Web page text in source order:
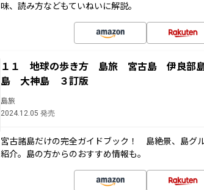
味、読み方などもていねいに解説。
１１ 地球の歩き方 島旅 宮古島 伊良
島 大神島 ３訂版
島旅
2024.12.05 発売
宮古諸島だけの完全ガイドブック！ 島絶景、島グ
紹介。島の方からのおすすめ情報も。